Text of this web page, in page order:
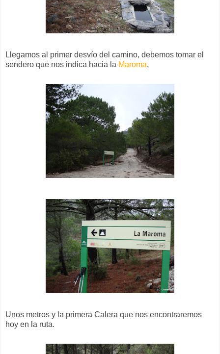
Llegamos al primer desvío del camino, debemos tomar el
sendero que nos indica hacia la Maroma,
Unos metros y la primera Calera que nos encontraremos
hoy en la ruta.